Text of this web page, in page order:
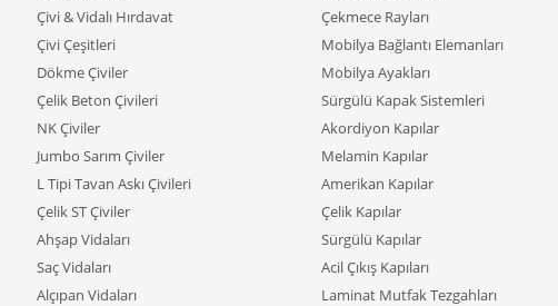
Çivi & Vidalı Hırdavat
Çivi Çeşitleri
Dökme Çiviler
Çelik Beton Çivileri
NK Çiviler
Jumbo Sarım Çiviler
L Tipi Tavan Askı Çivileri
Çelik ST Çiviler
Ahşap Vidaları
Saç Vidaları
Alçıpan Vidaları
Çekmece Rayları
Mobilya Bağlantı Elemanları
Mobilya Ayakları
Sürgülü Kapak Sistemleri
Akordiyon Kapılar
Melamin Kapılar
Amerikan Kapılar
Çelik Kapılar
Sürgülü Kapılar
Acil Çıkış Kapıları
Laminat Mutfak Tezgahları